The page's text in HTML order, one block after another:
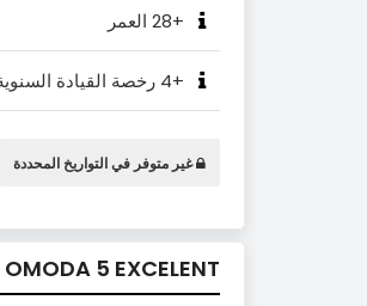
+28 العمر
+4 رخصة القيادة السنوية
غير متوفر في التواريخ المحددة
OMODA 5 EXCELENT